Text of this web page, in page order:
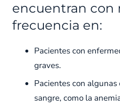
encuentran con
frecuencia en:
Pacientes con
graves.
Pacientes con
sangre, como la